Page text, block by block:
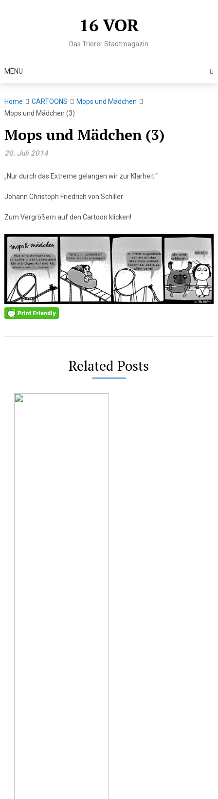
16 VOR
Das Trierer Stadtmagazin
MENU
Home CARTOONS
Mops und Mädchen
Mops und Mädchen (3)
Mops und Mädchen (3)
20. Juli 2014
„Nur durch das Extreme gelangen wir zur Klarheit.“
Johann Christoph Friedrich von Schiller
Zum Vergrößern auf den Cartoon klicken!
Related Posts